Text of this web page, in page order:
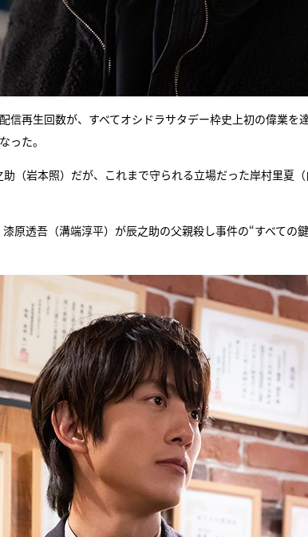
信再生回数が、すべてオシドラサタデー枠史上初の偉業を
った。
（岩本照）だが、これまで守られる立場だった岸村里夏
原透吾（溝端淳平）が辰之助の父親殺し事件の“すべての